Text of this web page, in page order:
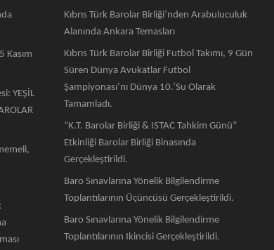
Kasım
YEŞİL
Kıbrıs Türk Barolar Birliği’nden Arabuluculuk
Alanında Ankara Temasları
Kıbrıs Türk Barolar Birliği Futbol Takımı, 9 Gün
Süren Dünya Avukatlar Futbol
Şampiyonası’nı Dünya 10.’su Olarak
Tamamladı.
“K.T. Barolar Birliği & ISTAC Tahkim Günü”
Etkinliği Barolar Birliği Binasında
Gerçekleştirildi.
Baro Sınavlarına Yönelik Bilgilendirme
Toplantılarının Üçüncüsü Gerçekleştirildi.
Baro Sınavlarına Yönelik Bilgilendirme
Toplantılarının Ikincisi Gerçekleştirildi.